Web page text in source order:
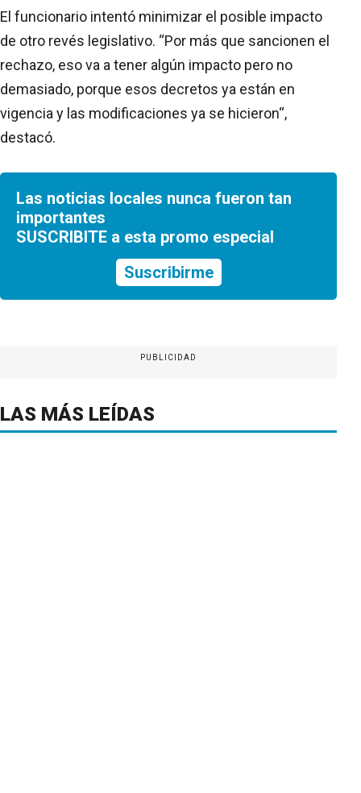
El funcionario intentó minimizar el posible impacto
de otro revés legislativo. “Por más que sancionen el
rechazo, eso va a tener algún impacto pero no
demasiado, porque esos decretos ya están en
vigencia y las modificaciones ya se hicieron“,
destacó.
Las noticias locales nunca fueron tan
importantes
SUSCRIBITE a esta promo especial
Suscribirme
PUBLICIDAD
LAS MÁS LEÍDAS